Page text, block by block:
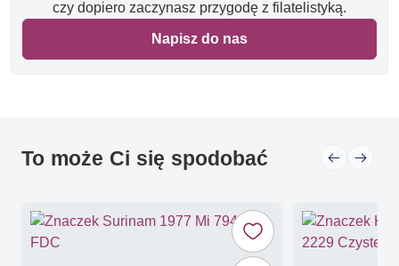
czy dopiero zaczynasz przygodę z filatelistyką.
Napisz do nas
To może Ci się spodobać